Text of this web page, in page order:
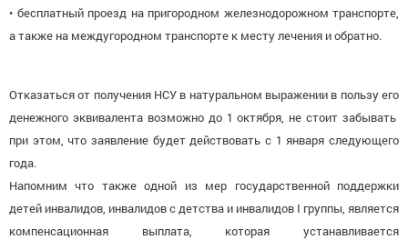
• бесплатный проезд на пригородном железнодорожном транспорте,
а также на междугородном транспорте к месту лечения и обратно.
Отказаться от получения НСУ в натуральном выражении в пользу его
денежного эквивалента возможно до 1 октября, не стоит забывать
при этом, что заявление будет действовать с 1 января следующего
года.
Напомним что также одной из мер государственной поддержки
детей инвалидов, инвалидов с детства и инвалидов I группы, является
компенсационная выплата, которая устанавливается